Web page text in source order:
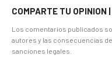
COMPARTE TU OPINION
Los comentarios publicados
autores y las consecuencias
sanciones legales.